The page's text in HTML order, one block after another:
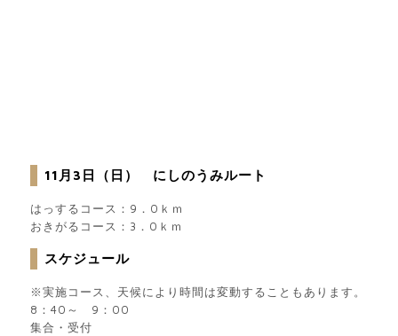
11月3日（日） にしのうみルート
はっするコース：9．0ｋｍ
おきがるコース：3．0ｋｍ
スケジュール
※実施コース、天候により時間は変動することもあります。
8：40～ 9：00
集合・受付